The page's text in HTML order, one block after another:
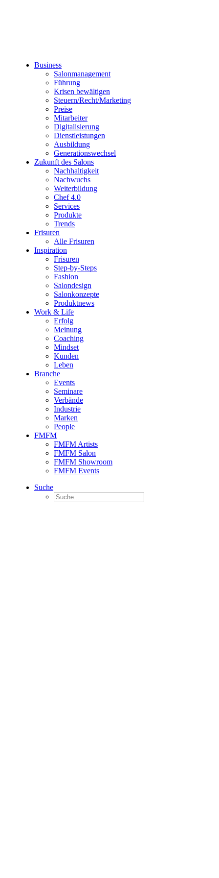
Business
Salonmanagement
Führung
Krisen bewältigen
Steuern/Recht/Marketing
Preise
Mitarbeiter
Digitalisierung
Dienstleistungen
Ausbildung
Generationswechsel
Zukunft des Salons
Nachhaltigkeit
Nachwuchs
Weiterbildung
Chef 4.0
Services
Produkte
Trends
Frisuren
Alle Frisuren
Inspiration
Frisuren
Step-by-Steps
Fashion
Salondesign
Salonkonzepte
Produktnews
Work & Life
Erfolg
Meinung
Coaching
Mindset
Kunden
Leben
Branche
Events
Seminare
Verbände
Industrie
Marken
People
FMFM
FMFM Artists
FMFM Salon
FMFM Showroom
FMFM Events
Suche